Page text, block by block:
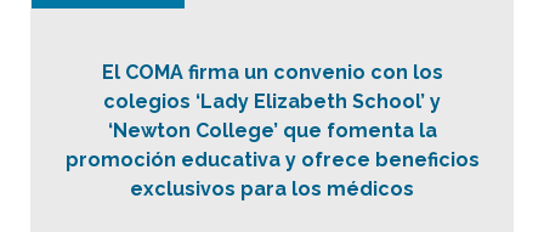
El COMA firma un convenio con los
colegios ‘Lady Elizabeth School’ y
‘Newton College’ que fomenta la
promoción educativa y ofrece beneficios
exclusivos para los médicos